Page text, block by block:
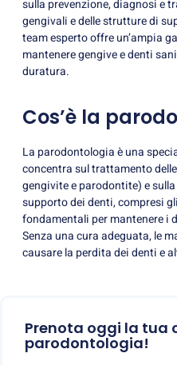
sulla prevenzione, diagnosi e
gengivali e delle strutture di
team esperto offre un’ampia
mantenere gengive e denti
duratura.
Cos’è la
La parodontologia è una
concentra sul trattamento
gengivite e parodontite) e
supporto dei denti, compresi
fondamentali per mantenere i
Senza una cura adeguata, le
causare la perdita dei denti e
Prenota oggi la tua
parodontologia!